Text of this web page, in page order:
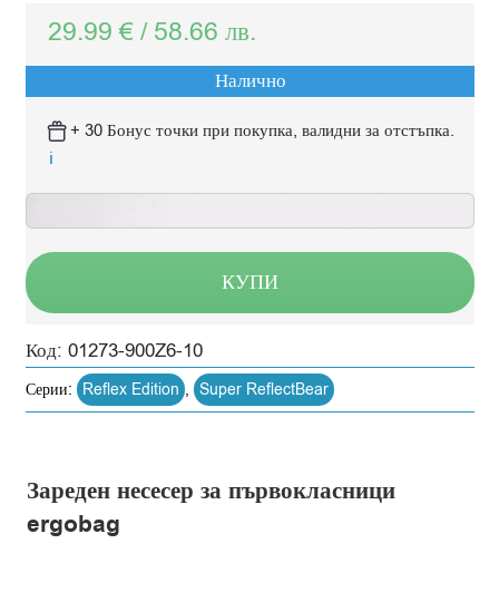
29.99€ /58.66лв.
Налично
+ 30 Бонус точки при покупка, валидни за отстъпка.
ℹ️
КУПИ
Код:01273-900Z6-10
Серии: Reflex Edition , Super ReflectBear
Зареден несесер за първокласници
ergobag